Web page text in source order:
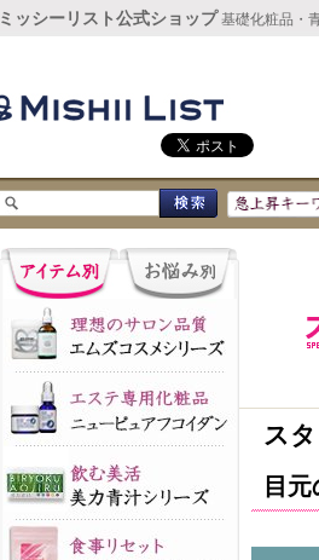
ミッシーリスト公式ショップ 基礎化粧品・
ス
目